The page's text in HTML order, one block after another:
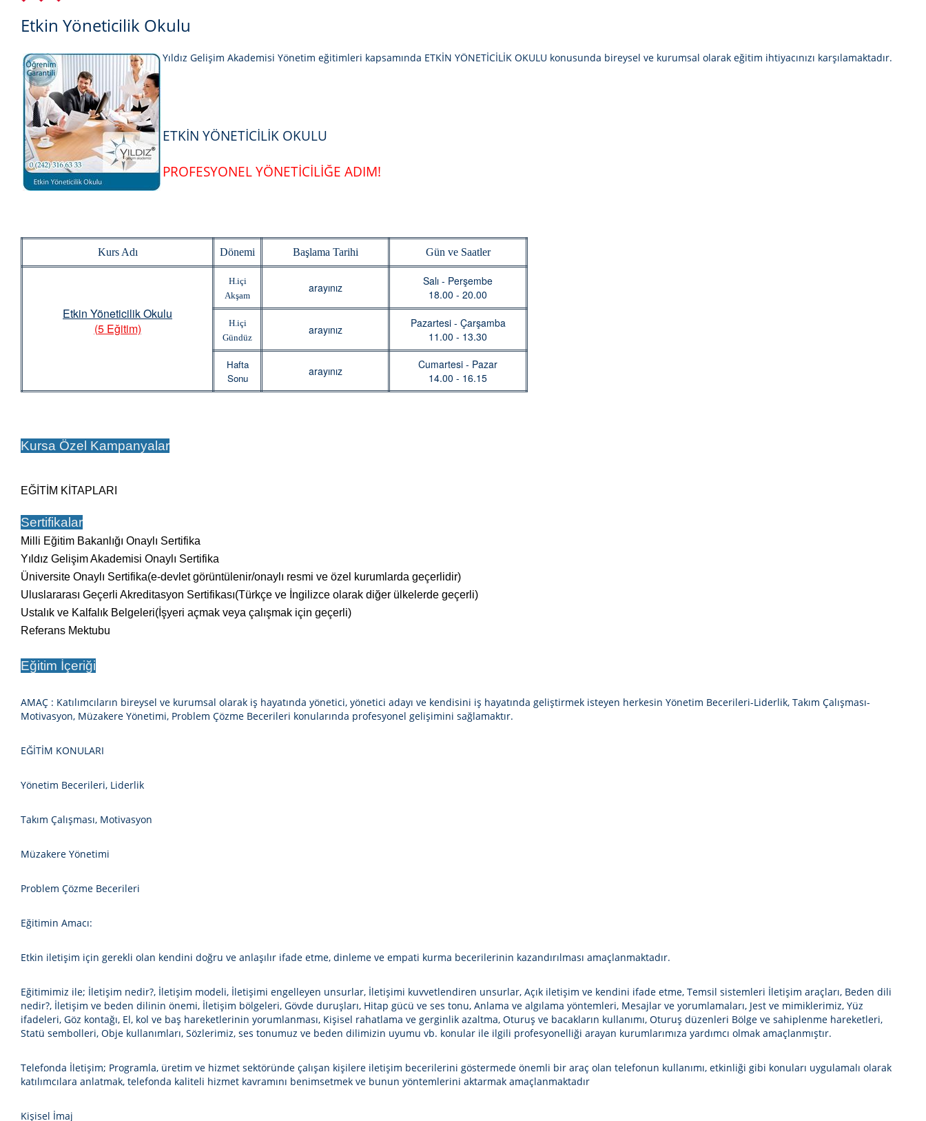
Etkin Yöneticilik Okulu
Yıldız Gelişim Akademisi Yönetim eğitimleri kapsamında ETKİN YÖNETİCİLİK OKULU konusunda bireysel ve kurumsal olarak eğitim ihtiyacınızı karşılamaktadır.
ETKİN YÖNETİCİLİK OKULU
PROFESYONEL YÖNETİCİLİĞE ADIM!
Kurs Adı Dönemi Başlama Tarihi Gün ve Saatler
Etkin Yöneticilik Okulu
(5 Eğitim)
H.içi
Akşam
arayınız
Salı - Perşembe
18.00 - 20.00
H.içi
Gündüz
arayınız
Pazartesi - Çarşamba
11.00 - 13.30
Hafta
Sonu
arayınız
Cumartesi - Pazar
14.00 - 16.15
Kursa Özel Kampanyalar
EĞİTİM KİTAPLARI
Sertifikalar
Milli Eğitim Bakanlığı Onaylı Sertifika
Yıldız Gelişim Akademisi Onaylı Sertifika
Üniversite Onaylı Sertifika(e-devlet görüntülenir/onaylı resmi ve özel kurumlarda geçerlidir)
Uluslararası Geçerli Akreditasyon Sertifikası(Türkçe ve İngilizce olarak diğer ülkelerde geçerli)
Ustalık ve Kalfalık Belgeleri(İşyeri açmak veya çalışmak için geçerli)
Referans Mektubu
Eğitim İçeriği
AMAÇ : Katılımcıların bireysel ve kurumsal olarak iş hayatında yönetici, yönetici adayı ve kendisini iş hayatında geliştirmek isteyen herkesin Yönetim Becerileri-Liderlik, Takım Çalışması-
Motivasyon, Müzakere Yönetimi, Problem Çözme Becerileri konularında profesyonel gelişimini sağlamaktır.
EĞİTİM KONULARI
Yönetim Becerileri, Liderlik
Takım Çalışması, Motivasyon
Müzakere Yönetimi
Problem Çözme Becerileri
Eğitimin Amacı:
Etkin iletişim için gerekli olan kendini doğru ve anlaşılır ifade etme, dinleme ve empati kurma becerilerinin kazandırılması amaçlanmaktadır.
Eğitimimiz ile; İletişim nedir?, İletişim modeli, İletişimi engelleyen unsurlar, İletişimi kuvvetlendiren unsurlar, Açık iletişim ve kendini ifade etme, Temsil sistemleri İletişim araçları, Beden dili
nedir?, İletişim ve beden dilinin önemi, İletişim bölgeleri, Gövde duruşları, Hitap gücü ve ses tonu, Anlama ve algılama yöntemleri, Mesajlar ve yorumlamaları, Jest ve mimiklerimiz, Yüz
ifadeleri, Göz kontağı, El, kol ve baş hareketlerinin yorumlanması, Kişisel rahatlama ve gerginlik azaltma, Oturuş ve bacakların kullanımı, Oturuş düzenleri Bölge ve sahiplenme hareketleri,
Statü sembolleri, Obje kullanımları, Sözlerimiz, ses tonumuz ve beden dilimizin uyumu vb. konular ile ilgili profesyonelliği arayan kurumlarımıza yardımcı olmak amaçlanmıştır.
Telefonda İletişim; Programla, üretim ve hizmet sektöründe çalışan kişilere iletişim becerilerini göstermede önemli bir araç olan telefonun kullanımı, etkinliği gibi konuları uygulamalı olarak
katılımcılara anlatmak, telefonda kaliteli hizmet kavramını benimsetmek ve bunun yöntemlerini aktarmak amaçlanmaktadır
Kişisel İmaj